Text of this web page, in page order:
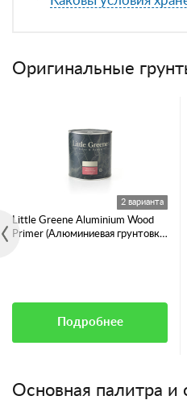
Оригинальные
2 варианта
Little Greene Aluminium Wood
Primer (Алюминиевая грунтовка
Подробнее
Основная палитра и